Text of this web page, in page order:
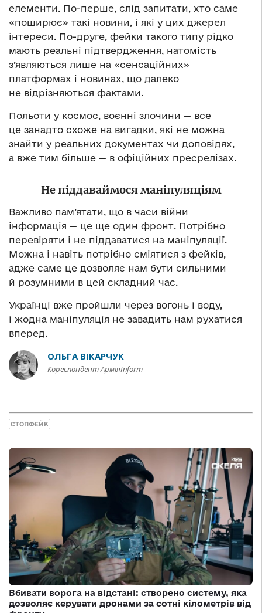
елементи. По-перше, слід запитати, хто саме
«поширює» такі новини, і які у цих джерел
інтереси. По-друге, фейки такого типу рідко
мають реальні підтвердження, натомість
з’являються лише на «сенсаційних»
платформах і новинах, що далеко
не відрізняються фактами.
Польоти у космос, воєнні злочини — все
це занадто схоже на вигадки, які не можна
знайти у реальних документах чи доповідях,
а вже тим більше — в офіційних пресрелізах.
Не піддаваймося маніпуляціям
Важливо пам’ятати, що в часи війни
інформація — це ще один фронт. Потрібно
перевіряти і не піддаватися на маніпуляції.
Можна і навіть потрібно сміятися з фейків,
адже саме це дозволяє нам бути сильними
й розумними в цей складний час.
Українці вже пройшли через вогонь і воду,
і жодна маніпуляція не завадить нам рухатися
вперед.
ОЛЬГА ВІКАРЧУК
Кореспондент АрміяInform
СТОПФЕЙК
Вбивати ворога на відстані: створено систему, яка
дозволяє керувати дронами за сотні кілометрів від